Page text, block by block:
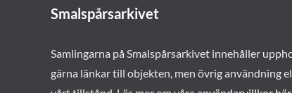
Smalspårsarkivet
Samlingarna på Smalspårsarkivet innehåller
gärna länkar till objekten, men övrig användning